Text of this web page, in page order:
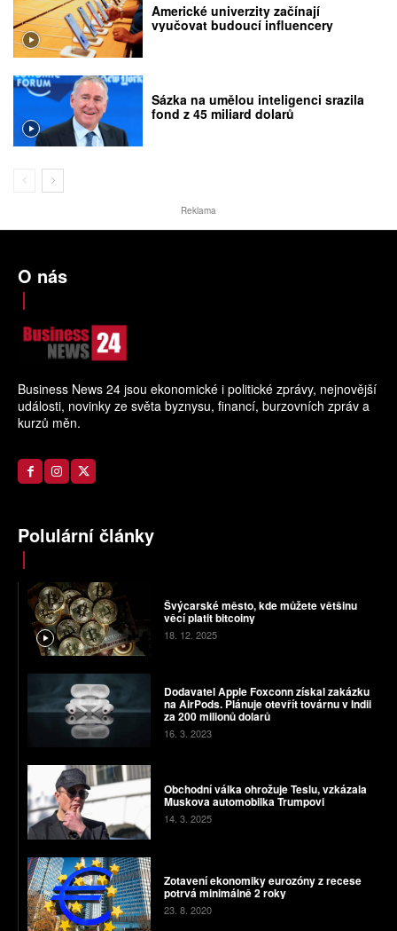
Americké univerzity začínají
vyučovat budoucí influencery
Sázka na umělou inteligenci srazila
fond z 45 miliard dolarů
Reklama
O nás
Business News 24 jsou ekonomické i politické zprávy, nejnovější
události, novinky ze světa byznysu, financí, burzovních zpráv a
kurzů měn.
Polulární články
Švýcarské město, kde můžete většinu
věcí platit bitcoiny
18. 12. 2025
Dodavatel Apple Foxconn získal zakázku
na AirPods. Plánuje otevřít továrnu v Indii
za 200 milionů dolarů
16. 3. 2023
Obchodní válka ohrožuje Teslu, vzkázala
Muskova automobilka Trumpovi
14. 3. 2025
Zotavení ekonomiky eurozóny z recese
potrvá minimálně 2 roky
23. 8. 2020